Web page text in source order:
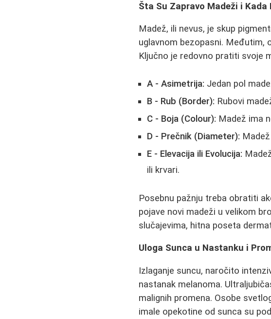
Šta Su Zapravo Madeži i
Madež, ili nevus, je skup
uglavnom bezopasni. Međutim,
Ključno je redovno pratiti svoje
A - Asimetrija: Jedan pol
B - Rub (Border): Rubovi
C - Boja (Colour): Madež ima
D - Prečnik (Diameter):
E - Elevacija ili Evolucija:
ili krvari.
Posebnu pažnju treba obratiti
pojave novi madeži u velikom
slučajevima, hitna poseta
Uloga Sunca u Nastanku i
Izlaganje suncu, naročito
nastanak melanoma.
malignih promena. Osobe
imale opekotine od sunca su